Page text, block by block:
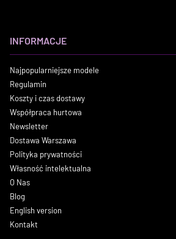
INFORMACJE
Najpopularniejsze modele
Regulamin
Koszty i czas dostawy
Współpraca hurtowa
Newsletter
Dostawa Warszawa
Polityka prywatności
Własność intelektualna
O Nas
Blog
English version
Kontakt